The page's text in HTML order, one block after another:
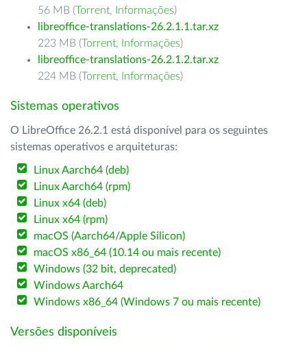
56 MB (Torrent, Informações)
libreoffice-translations-26.2.1.1.tar.xz
223 MB (Torrent, Informações)
libreoffice-translations-26.2.1.2.tar.xz
224 MB (Torrent, Informações)
Sistemas operativos
O LibreOffice 26.2.1 está disponível para os seguintes
sistemas operativos e arquiteturas:
Linux Aarch64 (deb)
Linux Aarch64 (rpm)
Linux x64 (deb)
Linux x64 (rpm)
macOS (Aarch64/Apple Silicon)
macOS x86_64 (10.14 ou mais recente)
Windows (32 bit, deprecated)
Windows Aarch64
Windows x86_64 (Windows 7 ou mais recente)
Versões disponíveis